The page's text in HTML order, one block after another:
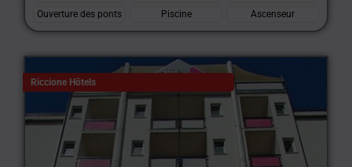
Ouverture des ponts
Piscine Ascenseur
Riccione Hôtels